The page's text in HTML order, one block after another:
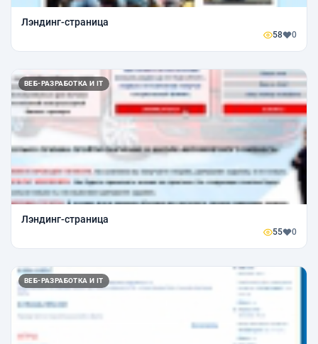
Лэндинг-страница
58 0
ВЕБ-РАЗРАБОТКА И IT
Лэндинг-страница
55 0
ВЕБ-РАЗРАБОТКА И IT